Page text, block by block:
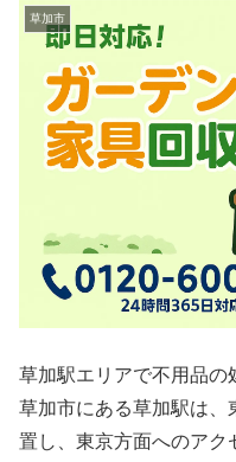
草加市
草加駅エリアで不用品の
草加市にある草加駅は、
置し、東京方面へのアク